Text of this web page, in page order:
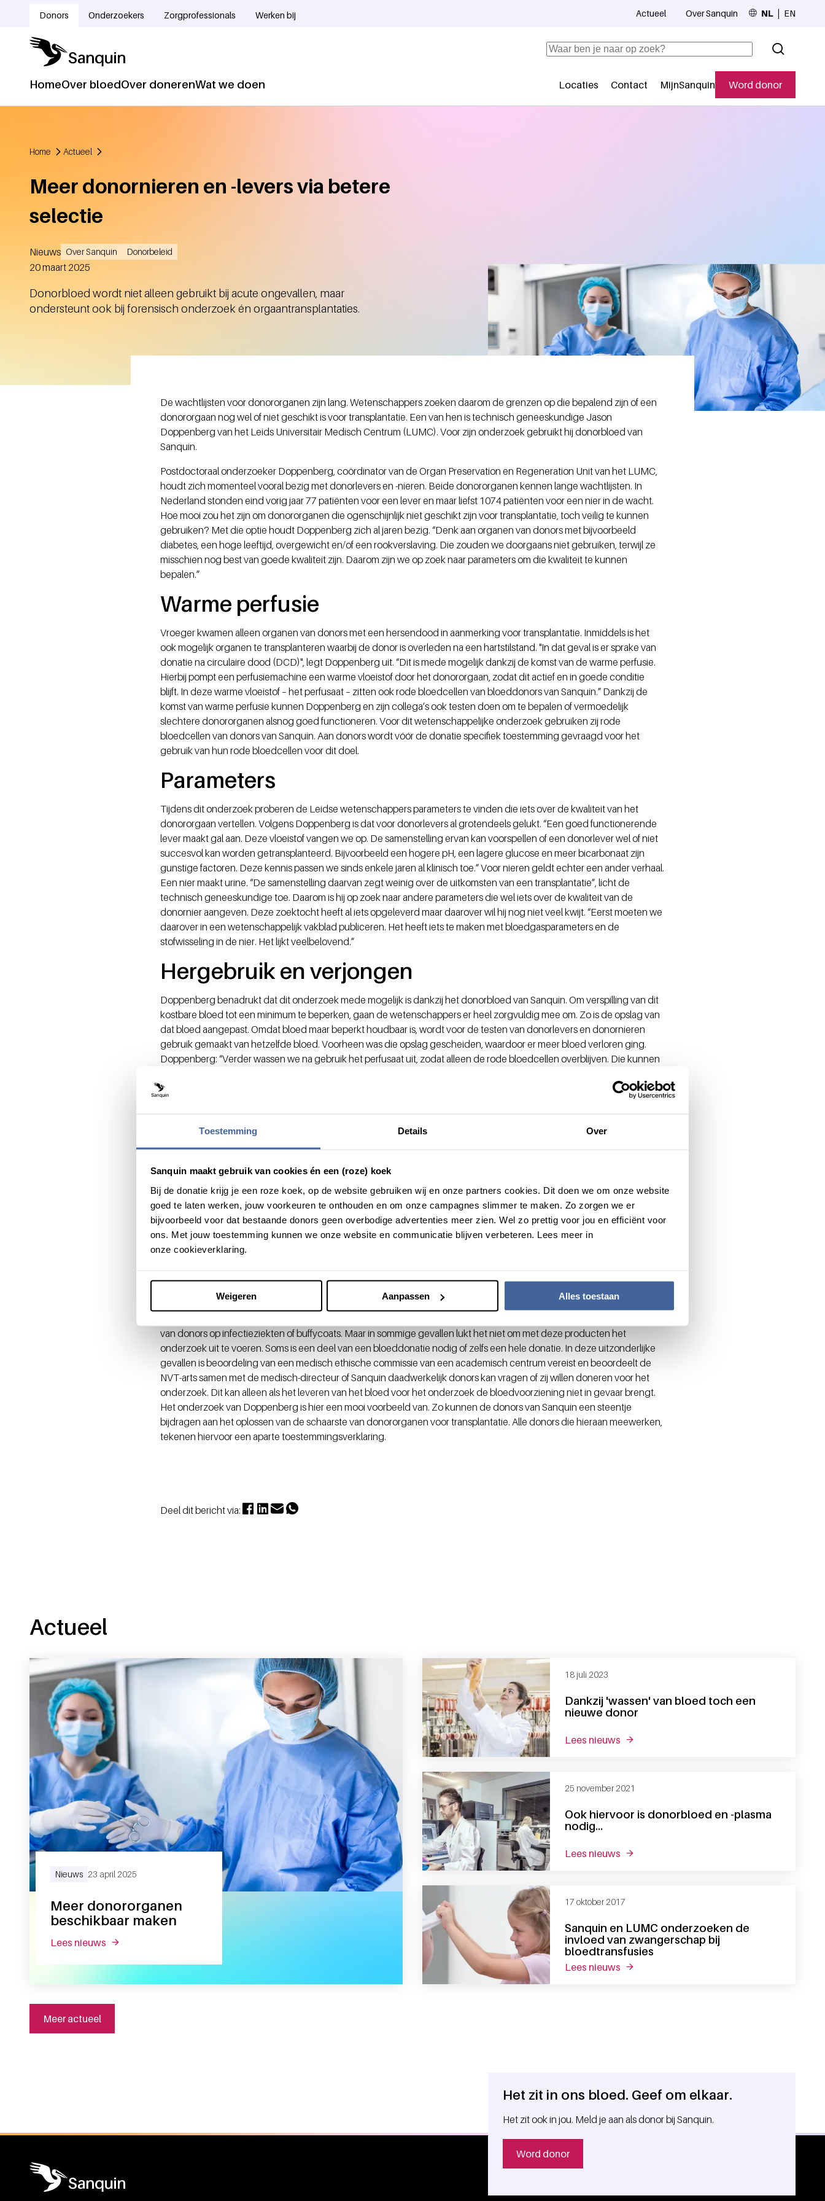
Toestemming Details Over
Sanquin maakt gebruik van cookies én een (roze) koek
Bij de donatie krijg je een roze koek, op de website gebruiken wij en onze partners cookies. Dit doen we om onze website
goed te laten werken, jouw voorkeuren te onthouden en om onze campagnes slimmer te maken. Zo zorgen we er
bijvoorbeeld voor dat bestaande donors geen overbodige advertenties meer zien. Wel zo prettig voor jou en efficiënt voor
ons. Met jouw toestemming kunnen we onze website en communicatie blijven verbeteren. Lees meer in
onze cookieverklaring.
Weigeren Aanpassen Alles toestaan
Donors Onderzoekers Zorgprofessionals Werken bij
Hoofdnavigatie
HomeOver bloedOver donerenWat we doen
Secundaire navigatie
Locaties Contact MijnSanquin Word donor
Actueel Over Sanquin NL EN
Zoeken
Home Actueel
Meer donornieren en -levers via betere
selectie
Nieuws Over Sanquin Donorbeleid
Aangemaakt
20 maart 2025
Donorbloed wordt niet alleen gebruikt bij acute ongevallen, maar
ondersteunt ook bij forensisch onderzoek én orgaantransplantaties.
De wachtlijsten voor donororganen zijn lang. Wetenschappers zoeken daarom de grenzen op die bepalend zijn of een
donororgaan nog wel of niet geschikt is voor transplantatie. Een van hen is technisch geneeskundige Jason
Doppenberg van het Leids Universitair Medisch Centrum (LUMC). Voor zijn onderzoek gebruikt hij donorbloed van
Sanquin.
Postdoctoraal onderzoeker Doppenberg, coördinator van de Organ Preservation en Regeneration Unit van het LUMC,
houdt zich momenteel vooral bezig met donorlevers en -nieren. Beide donororganen kennen lange wachtlijsten. In
Nederland stonden eind vorig jaar 77 patiënten voor een lever en maar liefst 1074 patiënten voor een nier in de wacht.
Hoe mooi zou het zijn om donororganen die ogenschijnlijk niet geschikt zijn voor transplantatie, toch veilig te kunnen
gebruiken? Met die optie houdt Doppenberg zich al jaren bezig. “Denk aan organen van donors met bijvoorbeeld
diabetes, een hoge leeftijd, overgewicht en/of een rookverslaving. Die zouden we doorgaans niet gebruiken, terwijl ze
misschien nog best van goede kwaliteit zijn. Daarom zijn we op zoek naar parameters om die kwaliteit te kunnen
bepalen.”
Warme perfusie
Vroeger kwamen alleen organen van donors met een hersendood in aanmerking voor transplantatie. Inmiddels is het
ook mogelijk organen te transplanteren waarbij de donor is overleden na een hartstilstand. "In dat geval is er sprake van
donatie na circulaire dood (DCD)", legt Doppenberg uit. “Dit is mede mogelijk dankzij de komst van de warme perfusie.
Hierbij pompt een perfusiemachine een warme vloeistof door het donororgaan, zodat dit actief en in goede conditie
blijft. In deze warme vloeistof – het perfusaat – zitten ook rode bloedcellen van bloeddonors van Sanquin.” Dankzij de
komst van warme perfusie kunnen Doppenberg en zijn collega’s ook testen doen om te bepalen of vermoedelijk
slechtere donororganen alsnog goed functioneren. Voor dit wetenschappelijke onderzoek gebruiken zij rode
bloedcellen van donors van Sanquin. Aan donors wordt vóór de donatie specifiek toestemming gevraagd voor het
gebruik van hun rode bloedcellen voor dit doel.
Parameters
Tijdens dit onderzoek proberen de Leidse wetenschappers parameters te vinden die iets over de kwaliteit van het
donororgaan vertellen. Volgens Doppenberg is dat voor donorlevers al grotendeels gelukt. “Een goed functionerende
lever maakt gal aan. Deze vloeistof vangen we op. De samenstelling ervan kan voorspellen of een donorlever wel of niet
succesvol kan worden getransplanteerd. Bijvoorbeeld een hogere pH, een lagere glucose en meer bicarbonaat zijn
gunstige factoren. Deze kennis passen we sinds enkele jaren al klinisch toe.” Voor nieren geldt echter een ander verhaal.
Een nier maakt urine. “De samenstelling daarvan zegt weinig over de uitkomsten van een transplantatie”, licht de
technisch geneeskundige toe. Daarom is hij op zoek naar andere parameters die wel iets over de kwaliteit van de
donornier aangeven. Deze zoektocht heeft al iets opgeleverd maar daarover wil hij nog niet veel kwijt. “Eerst moeten we
daarover in een wetenschappelijk vakblad publiceren. Het heeft iets te maken met bloedgasparameters en de
stofwisseling in de nier. Het lijkt veelbelovend.”
Hergebruik en verjongen
Doppenberg benadrukt dat dit onderzoek mede mogelijk is dankzij het donorbloed van Sanquin. Om verspilling van dit
kostbare bloed tot een minimum te beperken, gaan de wetenschappers er heel zorgvuldig mee om. Zo is de opslag van
dat bloed aangepast. Omdat bloed maar beperkt houdbaar is, wordt voor de testen van donorlevers en donornieren
gebruik gemaakt van hetzelfde bloed. Voorheen was die opslag gescheiden, waardoor er meer bloed verloren ging.
Doppenberg: “Verder wassen we na gebruik het perfusaat uit, zodat alleen de rode bloedcellen overblijven. Die kunnen
kunnen bewaren door de oudere rode bloedcellen nieuw leven in te blazen. We denken hierbij aan rejuvesol, een stofje
Medicijnen en stamcellen
beschikbare donororganen. Hij denkt al na over volgende stappen. “We willen kijken of we organen die de nieuwe
methode van selectie niet doorstaan, alsnog via regeneratie geschikt kunnen maken voor transplantatie. Donorlevers
die vervet zijn – maar liefst 20 procent van de bevolking heeft een vervette lever – zijn nu nog onbruikbaar. Als je dat vet
weghaalt, kun je ze wel transplanteren. Of als de klaring van een donornier onvoldoende is, kun je die vóór de
transplantatie misschien behandelen met medicijnen of stamcellen. We zijn nog niet zover maar de plannen daartoe
liggen wel op tafel.”
Niet-voor-transfusie-bloedproducten?
Voor levering van niet-voor-transfusie-bloedproducten (NVT) wordt zoveel mogelijk gebruik gemaakt van restproducten
van donors op infectieziekten of buffycoats. Maar in sommige gevallen lukt het niet om met deze producten het
onderzoek uit te voeren. Soms is een deel van een bloeddonatie nodig of zelfs een hele donatie. In deze uitzonderlijke
gevallen is beoordeling van een medisch ethische commissie van een academisch centrum vereist en beoordeelt de
NVT-arts samen met de medisch-directeur of Sanquin daadwerkelijk donors kan vragen of zij willen doneren voor het
onderzoek. Dit kan alleen als het leveren van het bloed voor het onderzoek de bloedvoorziening niet in gevaar brengt.
Het onderzoek van Doppenberg is hier een mooi voorbeeld van. Zo kunnen de donors van Sanquin een steentje
bijdragen aan het oplossen van de schaarste van donororganen voor transplantatie. Alle donors die hieraan meewerken,
tekenen hiervoor een aparte toestemmingsverklaring.
Deel dit bericht via:
Actueel
Meer donororganen
beschikbaar maken
Nieuws 23 april 2025
lees nieuws over meer donororganen beschikbaar maken
Dankzij 'wassen' van bloed toch een
nieuwe donor
18 juli 2023
lees nieuws over dankzij 'wassen' van bloed toch een
Ook hiervoor is donorbloed en -plasma
nodig...
25 november 2021
lees nieuws over ook hiervoor is donorbloed en -plasma
Sanquin en LUMC onderzoeken de
invloed van zwangerschap bij
bloedtransfusies
17 oktober 2017
lees nieuws over sanquin en lumc onderzoeken de
Meer actueel
Het zit in ons bloed. Geef om elkaar.
Het zit ook in jou. Meld je aan als donor bij Sanquin.
Word donor